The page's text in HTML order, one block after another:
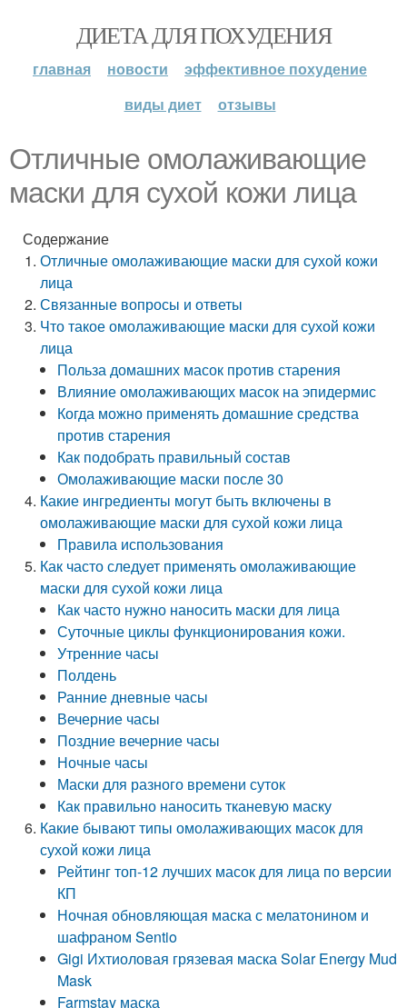
ДИЕТА ДЛЯ ПОХУДЕНИЯ
главная новости
эффективное похудение
виды диет
отзывы
Отличные омолаживающие
маски для сухой кожи лица
Содержание
Отличные омолаживающие маски для сухой кожи
лица
Связанные вопросы и ответы
Что такое омолаживающие маски для сухой кожи
лица
Польза домашних масок против старения
Влияние омолаживающих масок на эпидермис
Когда можно применять домашние средства
против старения
Как подобрать правильный состав
Омолаживающие маски после 30
Какие ингредиенты могут быть включены в
омолаживающие маски для сухой кожи лица
Правила использования
Как часто следует применять омолаживающие
маски для сухой кожи лица
Как часто нужно наносить маски для лица
Суточные циклы функционирования кожи.
Утренние часы
Полдень
Ранние дневные часы
Вечерние часы
Поздние вечерние часы
Ночные часы
Маски для разного времени суток
Как правильно наносить тканевую маску
Какие бывают типы омолаживающих масок для
сухой кожи лица
Рейтинг топ-12 лучших масок для лица по версии
КП
Ночная обновляющая маска с мелатонином и
шафраном Sentio
Gigi Ихтиоловая грязевая маска Solar Energy Mud
Mask
Farmstay маска